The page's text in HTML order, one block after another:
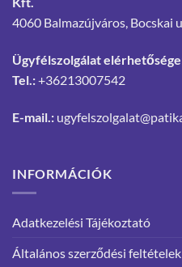
4060 Balmazújváros, Bocskai
Ügyfélszolgálat elérhetősége
Tel.:+36213007542
E-mail.:
INFORMÁCIÓK
Adatkezelési Tájékoztató
Általános szerződési feltételek